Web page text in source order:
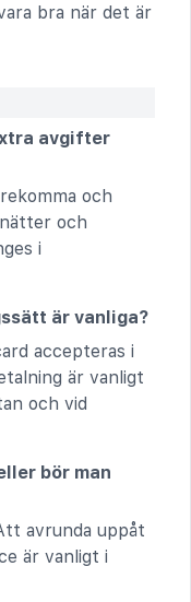
bra när det är
avgifter
och
och
i
är vanliga?
accepteras i
är vanligt
och vid
bör man
avrunda uppåt
är vanligt i